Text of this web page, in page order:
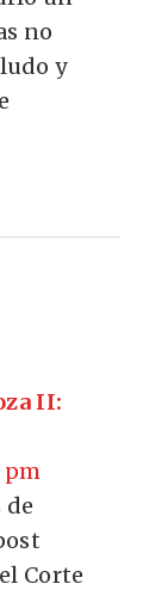
no
y
II:
pm
de
Corte